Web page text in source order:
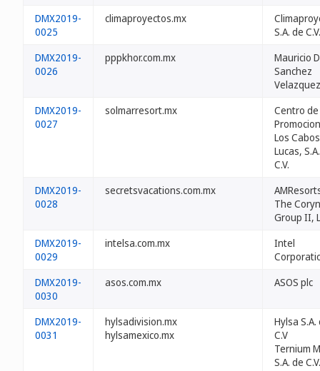
DMX2019-
0025
climaproyectos.mx
S.A. de C.V.
DMX2019-
0026
pppkhor.com.mx
Mauricio
Sanchez
Velazquez
DMX2019-
0027
solmarresort.mx
Centro de
Los
Lucas,
C.V.
DMX2019-
0028
secretsvacations.com.mx
The Coryn
Group II,
DMX2019-
0029
intelsa.com.mx
Intel
DMX2019-
0030
asos.com.mx ASOS plc
DMX2019-
0031
hylsadivision.mx
hylsamexico.mx
Hylsa S.A.
C.V
Ternium
S.A. de C.V.